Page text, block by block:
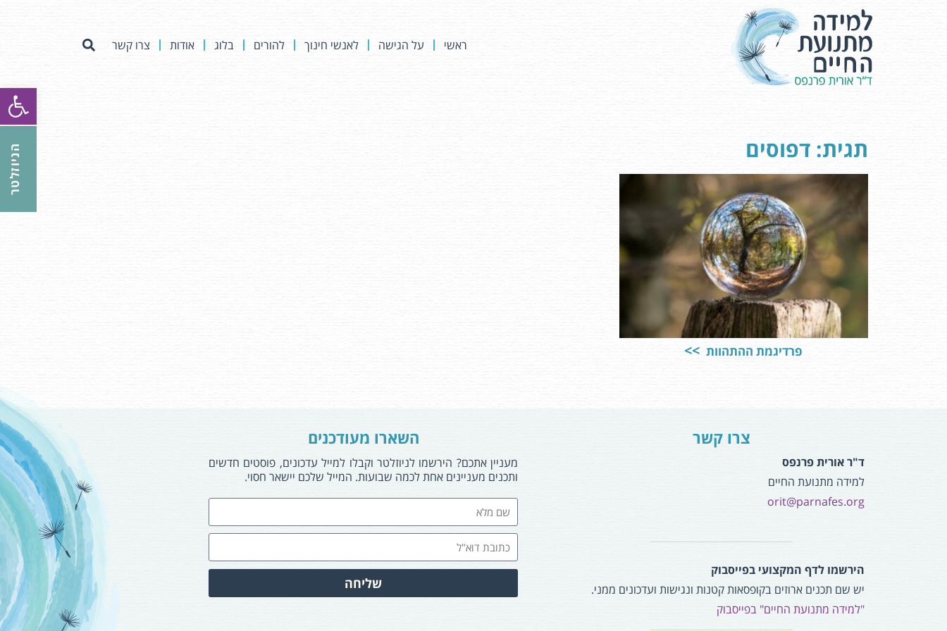
פתח
ראשי על הגישה לאנשי חינוך להורים בלוג אודות צרו קשר
תגית: דפוסים
פרדיגמת ההתהוות
צרו קשר
ד"ר אורית פרנפס
למידה מתנועת החיים
orit@parnafes.org
הירשמו לדף המקצועי בפייסבוק
יש שם תכנים ארוזים בקופסאות קטנות ונגישות ועדכונים ממני.
"למידה מתנועת החיים" בפייסבוק
השארו מעודכנים
מעניין אתכם? הירשמו לניוזלטר וקבלו למייל עדכונים, פוסטים חדשים
ותכנים מעניינים אחת לכמה שבועות. המייל שלכם יישאר חסוי.
שליחה
הניוזלטר